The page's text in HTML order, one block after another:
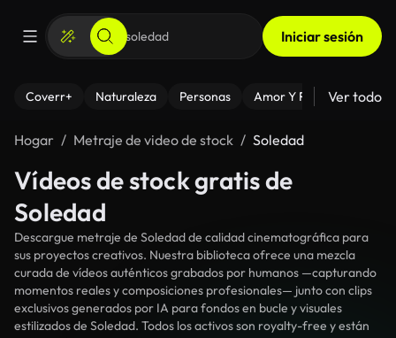
Iniciar sesión
Coverr+ Naturaleza Personas Amor Y Relaciones
Ver todo
Hogar Metraje de video de stock Soledad
Vídeos de stock gratis de
Soledad
Descargue metraje de Soledad de calidad cinematográfica para
sus proyectos creativos. Nuestra biblioteca ofrece una mezcla
curada de vídeos auténticos grabados por humanos —capturando
momentos reales y composiciones profesionales— junto con clips
exclusivos generados por IA para fondos en bucle y visuales
estilizados de Soledad. Todos los activos son royalty-free y están